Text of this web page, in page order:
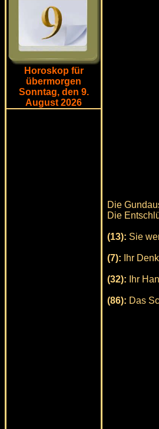
Horoskop für
übermorgen
Sonntag, den 9.
August 2026
Die
Die
(13): Sie
(7): Ihr
(32): Ihr
(86): Das